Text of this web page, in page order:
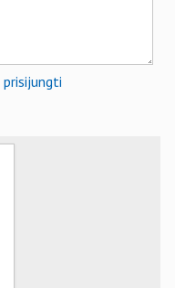
prisijungti